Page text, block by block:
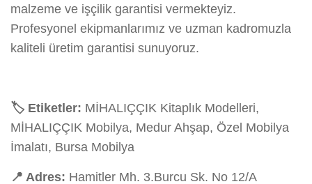
malzeme ve işçilik garantisi vermekteyiz.
Profesyonel ekipmanlarımız ve uzman kadromuzla
kaliteli üretim garantisi sunuyoruz.
🏷️ Etiketler: MİHALIÇÇIK Kitaplık Modelleri,
MİHALIÇÇIK Mobilya, Medur Ahşap, Özel Mobilya
İmalatı, Bursa Mobilya
📍 Adres: Hamitler Mh. 3.Burcu Sk. No 12/A